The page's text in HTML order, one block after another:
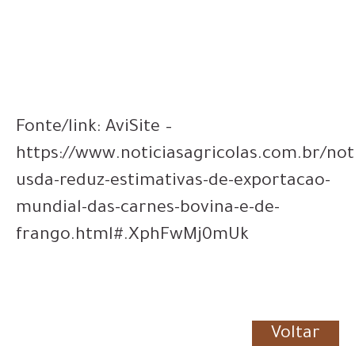
Fonte/link: AviSite –
https://www.noticiasagricolas.com.br/
usda-reduz-estimativas-de-exportacao-
mundial-das-carnes-bovina-e-de-
frango.html#.XphFwMj0mUk
Voltar